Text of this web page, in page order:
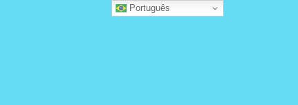
Português